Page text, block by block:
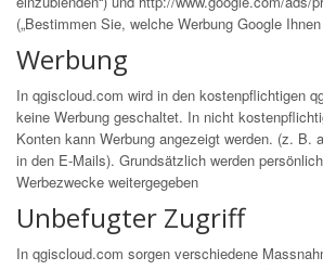
(„Bestimmen Sie, welche Werbung Google Ihnen
Werbung
In qgiscloud.com wird in den kostenpflichtigen
keine Werbung geschaltet. In nicht
Konten kann Werbung angezeigt werden. (z. B.
in den E-Mails). Grundsätzlich werden
Werbezwecke weitergegeben
Unbefugter Zugriff
In qgiscloud.com sorgen verschiedene